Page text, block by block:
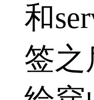
和
签之